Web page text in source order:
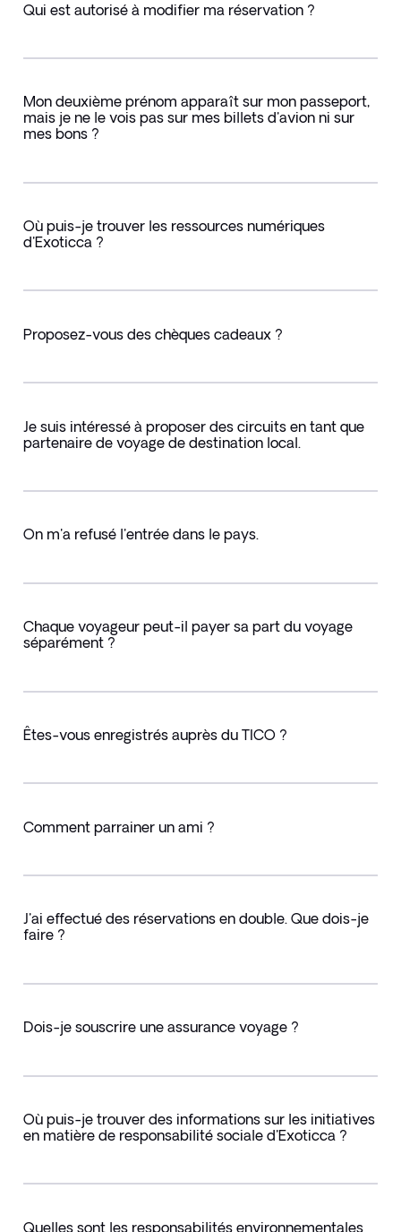
Qui est autorisé à modifier ma réservation ?
Mon deuxième prénom apparaît sur mon passeport,
mais je ne le vois pas sur mes billets d'avion ni sur
mes bons ?
Où puis-je trouver les ressources numériques
d'Exoticca ?
Proposez-vous des chèques cadeaux ?
Je suis intéressé à proposer des circuits en tant que
partenaire de voyage de destination local.
On m'a refusé l'entrée dans le pays.
Chaque voyageur peut-il payer sa part du voyage
séparément ?
Êtes-vous enregistrés auprès du TICO ?
Comment parrainer un ami ?
J'ai effectué des réservations en double. Que dois-je
faire ?
Dois-je souscrire une assurance voyage ?
Où puis-je trouver des informations sur les initiatives
en matière de responsabilité sociale d'Exoticca ?
Quelles sont les responsabilités environnementales